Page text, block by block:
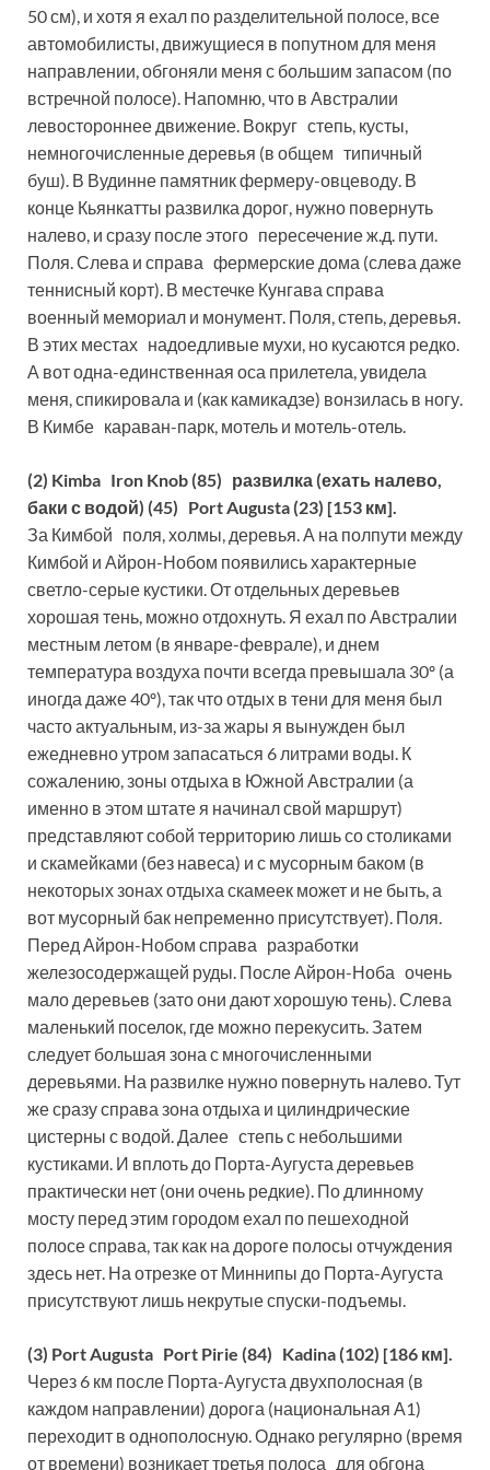
50 см), и хотя я ехал по разделительной полосе, все
автомобилисты, движущиеся в попутном для меня
направлении, обгоняли меня с большим запасом (по
встречной полосе). Напомню, что в Австралии
левостороннее движение. Вокруг степь, кусты,
немногочисленные деревья (в общем типичный
буш). В Вудинне памятник фермеру-овцеводу. В
конце Кьянкатты развилка дорог, нужно повернуть
налево, и сразу после этого пересечение ж.д. пути.
Поля. Слева и справа фермерские дома (слева даже
теннисный корт). В местечке Кунгава справа
военный мемориал и монумент. Поля, степь, деревья.
В этих местах надоедливые мухи, но кусаются редко.
А вот одна-единственная оса прилетела, увидела
меня, спикировала и (как камикадзе) вонзилась в ногу.
В Кимбе караван-парк, мотель и мотель-отель.
(2) Kimba Iron Knob (85) развилка (ехать налево,
баки с водой) (45) Port Augusta (23) [153 км].
За Кимбой поля, холмы, деревья. А на полпути между
Кимбой и Айрон-Нобом появились характерные
светло-серые кустики. От отдельных деревьев
хорошая тень, можно отдохнуть. Я ехал по Австралии
местным летом (в январе-феврале), и днем
температура воздуха почти всегда превышала 30º (а
иногда даже 40º), так что отдых в тени для меня был
часто актуальным, из-за жары я вынужден был
ежедневно утром запасаться 6 литрами воды. К
сожалению, зоны отдыха в Южной Австралии (а
именно в этом штате я начинал свой маршрут)
представляют собой территорию лишь со столиками
и скамейками (без навеса) и с мусорным баком (в
некоторых зонах отдыха скамеек может и не быть, а
вот мусорный бак непременно присутствует). Поля.
Перед Айрон-Нобом справа разработки
железосодержащей руды. После Айрон-Ноба очень
мало деревьев (зато они дают хорошую тень). Слева
маленький поселок, где можно перекусить. Затем
следует большая зона с многочисленными
деревьями. На развилке нужно повернуть налево. Тут
же сразу справа зона отдыха и цилиндрические
цистерны с водой. Далее степь с небольшими
кустиками. И вплоть до Порта-Аугуста деревьев
практически нет (они очень редкие). По длинному
мосту перед этим городом ехал по пешеходной
полосе справа, так как на дороге полосы отчуждения
здесь нет. На отрезке от Миннипы до Порта-Аугуста
присутствуют лишь некрутые спуски-подъемы.
(3) Port Augusta Port Pirie (84) Kadina (102) [186 км].
Через 6 км после Порта-Аугуста двухполосная (в
каждом направлении) дорога (национальная А1)
переходит в однополосную. Однако регулярно (время
от времени) возникает третья полоса для обгона